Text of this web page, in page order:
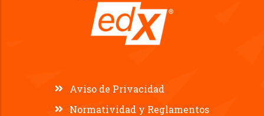
Aviso de Privacidad
Normatividad y Reglamentos